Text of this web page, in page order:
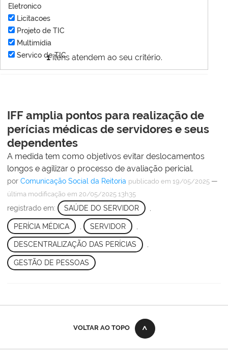
1itens atendem ao seu critério.
Eletronico
Licitacoes
Projeto de TIC
Multimídia
Servico de TIC
IFF amplia pontos para realização de
perícias médicas de servidores e seus
dependentes
A medida tem como objetivos evitar deslocamentos
longos e agilizar o processo de avaliação pericial.
por Comunicação Social da Reitoria publicado em 19/05/2025 —
última modificação em 20/05/2025 13h35
registrado em: SAÚDE DO SERVIDOR
PERÍCIA MÉDICA SERVIDOR
DESCENTRALIZAÇÃO DAS PERÍCIAS ,
GESTÃO DE PESSOAS
VOLTAR AO TOPO